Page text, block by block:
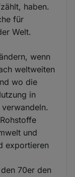
haben.
für
Welt.
wenn
weltweiten
wo die
in
und
exportieren
70er den